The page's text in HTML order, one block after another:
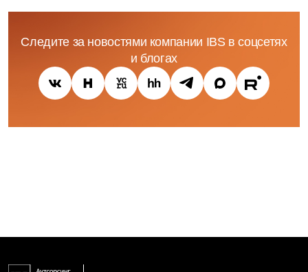
Следите за новостями компании IBS в соцсетях
и блогах